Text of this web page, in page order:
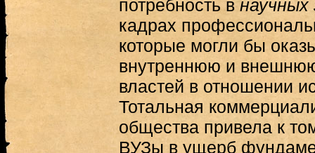
потребность в научных
кадрах
которые могли бы
внутреннюю и
властей в отношении
Тотальная
общества привела к
ВУЗы в ущерб